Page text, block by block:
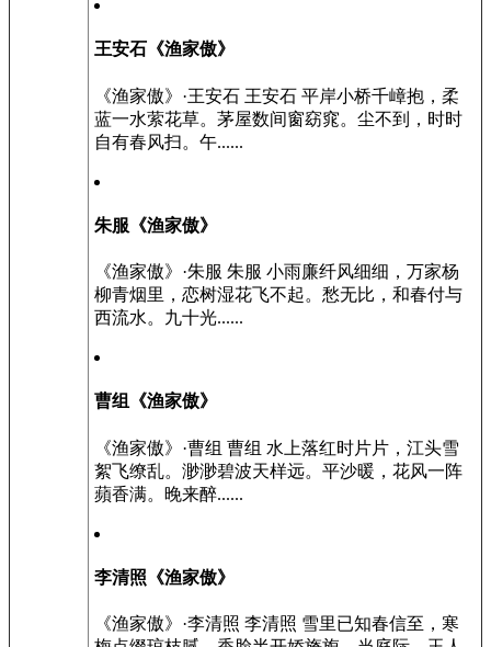
王安石《渔家傲》
《渔家傲》·王安石 王安石 平岸小桥千嶂抱，柔
蓝一水萦花草。茅屋数间窗窈窕。尘不到，时时
自有春风扫。午......
朱服《渔家傲》
《渔家傲》·朱服 朱服 小雨廉纤风细细，万家杨
柳青烟里，恋树湿花飞不起。愁无比，和春付与
西流水。九十光......
曹组《渔家傲》
《渔家傲》·曹组 曹组 水上落红时片片，江头雪
絮飞缭乱。渺渺碧波天样远。平沙暖，花风一阵
蘋香满。晚来醉......
李清照《渔家傲》
《渔家傲》·李清照 李清照 雪里已知春信至，寒